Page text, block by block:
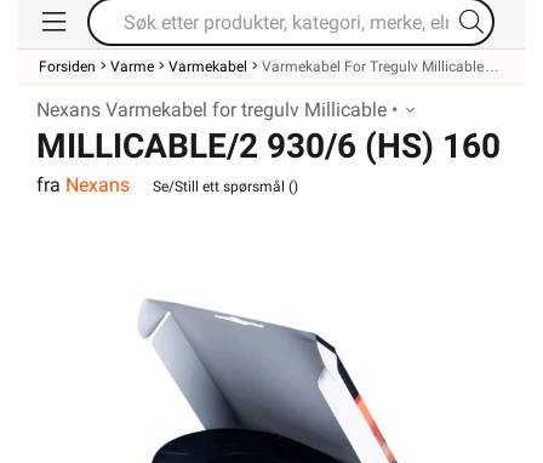
Forsiden Varme Varmekabel Varmekabel For Tregulv Millicable
Nexans Varmekabel for tregulv Millicable •
MILLICABLE/2 930/6 (HS) 160
m 16 kvm
fra Nexans Se/Still ett spørsmål ()